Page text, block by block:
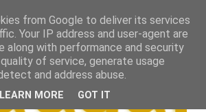
from Google to deliver its services
Your IP address and user-agent are
along with performance and security
of service, generate usage
and address abuse.
LEARN MORE GOT IT